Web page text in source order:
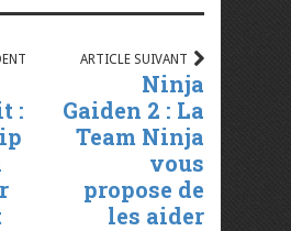
:
ARTICLE SUIVANT
Ninja
Gaiden 2 : La
Team Ninja
vous
propose de
les aider